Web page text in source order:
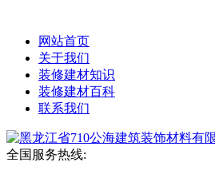
网站首页
关于我们
装修建材知识
装修建材百科
联系我们
全国服务热线: